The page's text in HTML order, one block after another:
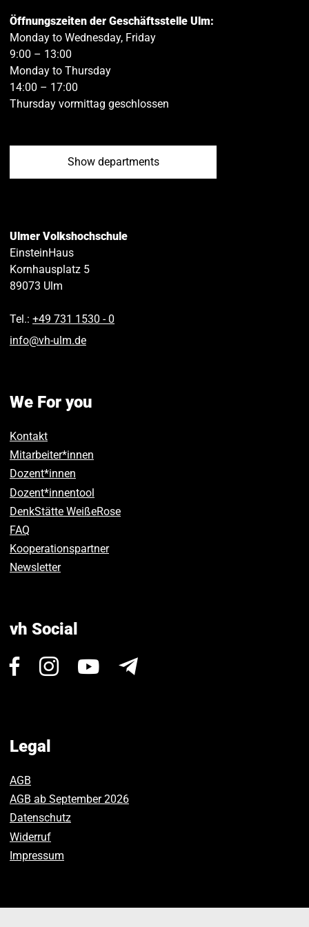
Öffnungszeiten der Geschäftsstelle Ulm:
Monday to Wednesday, Friday
9:00 – 13:00
Monday to Thursday
14:00 – 17:00
Thursday vormittag geschlossen
Show departments
Ulmer Volkshochschule
EinsteinHaus
Kornhausplatz 5
89073 Ulm
Tel.: +49 731 1530 ‑ 0
info@vh-ulm.de
We For you
Kontakt
Mitarbeiter*innen
Dozent*innen
Dozent*innentool
DenkStätte WeißeRose
FAQ
Kooperationspartner
Newsletter
vh Social
Visit Visit
Visit
Legal
AGB
AGB ab September 2026
Datenschutz
Widerruf
Impressum